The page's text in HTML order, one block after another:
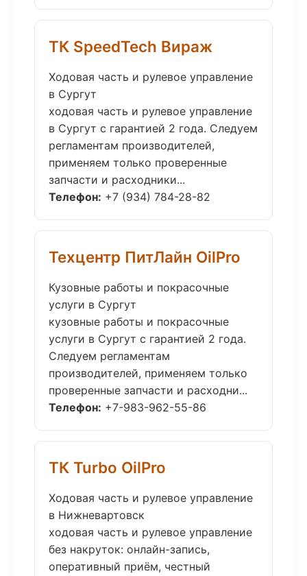
ТК SpeedTech Вираж
Ходовая часть и рулевое управление
в Сургут
ходовая часть и рулевое управление
в Сургут с гарантией 2 года. Следуем
регламентам производителей,
применяем только проверенные
запчасти и расходники...
Телефон: +7 (934) 784-28-82
Техцентр ПитЛайн OilPro
Кузовные работы и покрасочные
услуги в Сургут
кузовные работы и покрасочные
услуги в Сургут с гарантией 2 года.
Следуем регламентам
производителей, применяем только
проверенные запчасти и расходни...
Телефон: +7-983-962-55-86
ТК Turbo OilPro
Ходовая часть и рулевое управление
в Нижневартовск
ходовая часть и рулевое управление
без накруток: онлайн-запись,
оперативный приём, честный